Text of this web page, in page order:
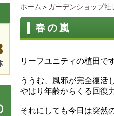
ホーム ＞ ガーデンショップ社
春の嵐
リーフユニティの植田です
ううむ、風邪が完全復活
やはり年齢からくる回復
それにしても今日は突然